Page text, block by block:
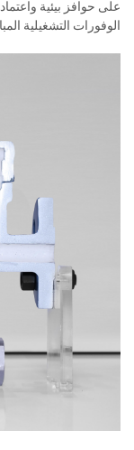
على حوافز بيئية
الوفورات التشغيلية